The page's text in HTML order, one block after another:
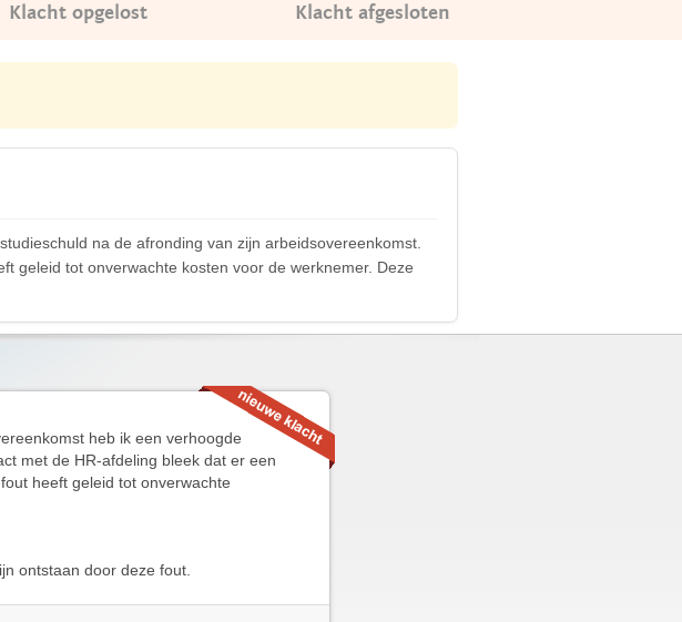
Klacht opgelost Klacht afgesloten
na de afronding van zijn arbeidsovereenkomst.
geleid tot onverwachte kosten voor de werknemer. Deze
heb ik een verhoogde
met de HR-afdeling bleek dat er een
heeft geleid tot onverwachte
ontstaan door deze fout.